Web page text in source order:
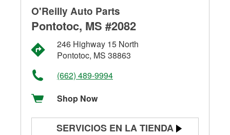
O'Reilly Auto Parts
Pontotoc, MS #2082
246 Highway 15 North
Pontotoc, MS 38863
(662) 489-9994
Shop Now
SERVICIOS EN LA TIENDA